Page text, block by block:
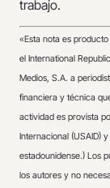
trabajo.
«Esta nota es
el International
Medios, S.A. a
financiera y técnica
actividad es provista
Internacional (USAID)
estadounidense.) Los
los autores y no